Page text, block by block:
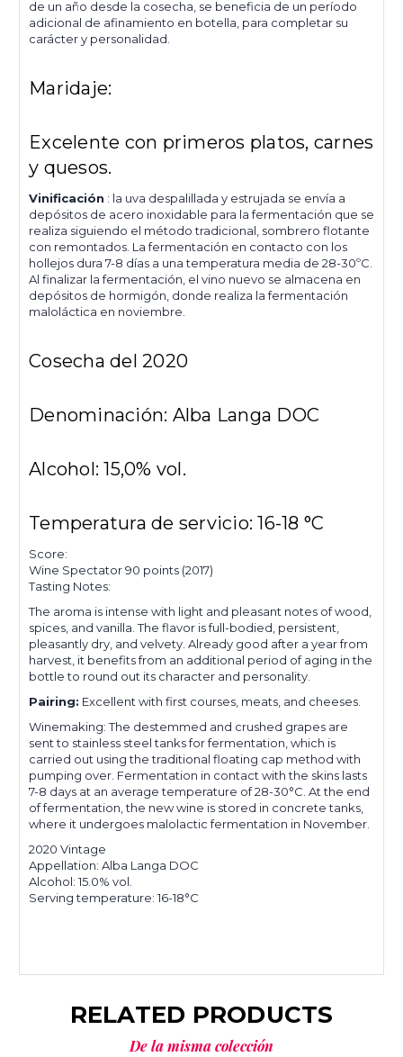
de un año desde la cosecha, se beneficia de un período
adicional de afinamiento en botella, para completar su
carácter y personalidad.
Maridaje:
Excelente con primeros platos, carnes
y quesos.
Vinificación : la uva despalillada y estrujada se envía a
depósitos de acero inoxidable para la fermentación que se
realiza siguiendo el método tradicional, sombrero flotante
con remontados. La fermentación en contacto con los
hollejos dura 7-8 días a una temperatura media de 28-30ºC.
Al finalizar la fermentación, el vino nuevo se almacena en
depósitos de hormigón, donde realiza la fermentación
maloláctica en noviembre.
Cosecha del 2020
Denominación: Alba Langa DOC
Alcohol:15,0% vol.
Temperatura de servicio:16-18 °C
Score:
Wine Spectator 90 points (2017)
Tasting Notes:
The aroma is intense with light and pleasant notes of wood,
spices, and vanilla. The flavor is full-bodied, persistent,
pleasantly dry, and velvety. Already good after a year from
harvest, it benefits from an additional period of aging in the
bottle to round out its character and personality.
Pairing: Excellent with first courses, meats, and cheeses.
Winemaking: The destemmed and crushed grapes are
sent to stainless steel tanks for fermentation, which is
carried out using the traditional floating cap method with
pumping over. Fermentation in contact with the skins lasts
7-8 days at an average temperature of 28-30°C. At the end
of fermentation, the new wine is stored in concrete tanks,
where it undergoes malolactic fermentation in November.
2020 Vintage
Appellation: Alba Langa DOC
Alcohol: 15.0% vol.
Serving temperature: 16-18°C
RELATED PRODUCTS
De la misma colección